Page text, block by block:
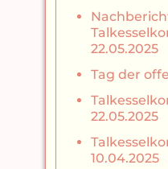
22.05.2025
Tag der
22.05.2025
10.04.2025